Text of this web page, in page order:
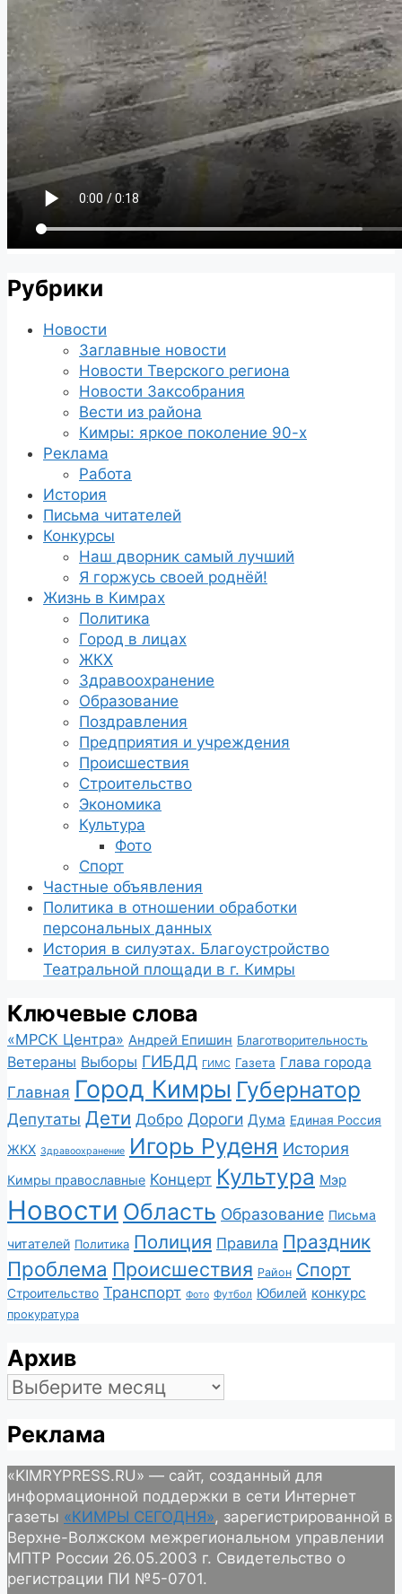
Рубрики
Новости
Заглавные новости
Новости Тверского региона
Новости Заксобрания
Вести из района
Кимры: яркое поколение 90-х
Реклама
Работа
История
Письма читателей
Конкурсы
Наш дворник самый лучший
Я горжусь своей роднёй!
Жизнь в Кимрах
Политика
Город в лицах
ЖКХ
Здравоохранение
Образование
Поздравления
Предприятия и учреждения
Происшествия
Строительство
Экономика
Культура
Фото
Спорт
Частные объявления
Политика в отношении обработки
персональных данных
История в силуэтах. Благоустройство
Театральной площади в г. Кимры
Ключевые слова
«МРСК Центра» Андрей Епишин Благотворительность
Ветераны Выборы ГИБДД ГИМС Газета Глава города
Главная Город Кимры Губернатор
Депутаты Дети Добро Дороги Дума Единая Россия
ЖКХ Здравоохранение Игорь Руденя История
Кимры православные Концерт Культура Мэр
Новости Область Образование Письма
читателей Политика Полиция Правила Праздник
Проблема Происшествия Район Спорт
Строительство Транспорт Фото Футбол Юбилей конкурс
прокуратура
Архив
Архив
Реклама
«KIMRYPRESS.RU» — сайт, созданный для
информационной поддержки в сети Интернет
газеты «КИМРЫ СЕГОДНЯ», зарегистрированной в
Верхне-Волжском межрегиональном управлении
МПТР России 26.05.2003 г. Свидетельство о
регистрации ПИ №5-0701.